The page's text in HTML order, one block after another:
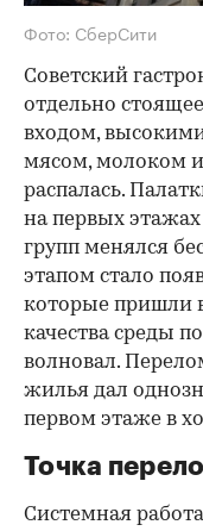
Фото: СберСити
Советский
отдельно
входом,
мясом, молоком и
распалась.
на первых
групп менялся
этапом стало
которые пришли
качества среды
волновал.
жилья дал
первом этаже в
Точка
Системная